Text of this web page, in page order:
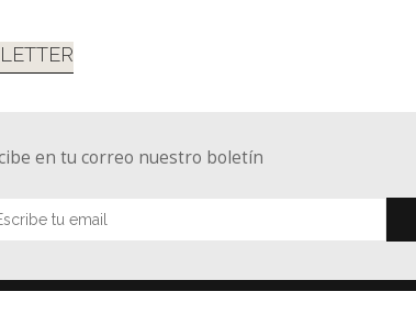
en tu correo nuestro boletín